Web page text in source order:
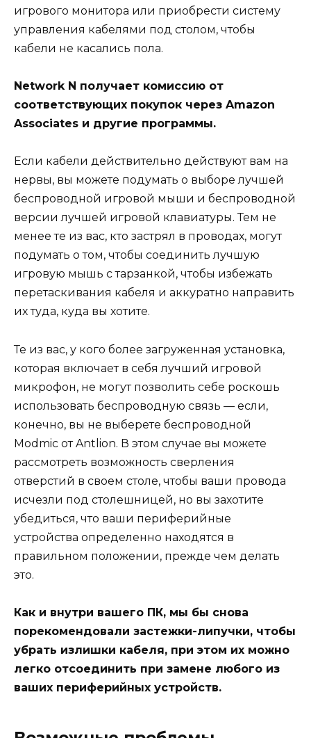
игрового монитора или приобрести систему
управления кабелями под столом, чтобы
кабели не касались пола.
Network N получает комиссию от
соответствующих покупок через Amazon
Associates и другие программы.
Если кабели действительно действуют вам на
нервы, вы можете подумать о выборе лучшей
беспроводной игровой мыши и беспроводной
версии лучшей игровой клавиатуры. Тем не
менее те из вас, кто застрял в проводах, могут
подумать о том, чтобы соединить лучшую
игровую мышь с тарзанкой, чтобы избежать
перетаскивания кабеля и аккуратно направить
их туда, куда вы хотите.
Те из вас, у кого более загруженная установка,
которая включает в себя лучший игровой
микрофон, не могут позволить себе роскошь
использовать беспроводную связь — если,
конечно, вы не выберете беспроводной
Modmic от Antlion. В этом случае вы можете
рассмотреть возможность сверления
отверстий в своем столе, чтобы ваши провода
исчезли под столешницей, но вы захотите
убедиться, что ваши периферийные
устройства определенно находятся в
правильном положении, прежде чем делать
это.
Как и внутри вашего ПК, мы бы снова
порекомендовали застежки-липучки, чтобы
убрать излишки кабеля, при этом их можно
легко отсоединить при замене любого из
ваших периферийных устройств.